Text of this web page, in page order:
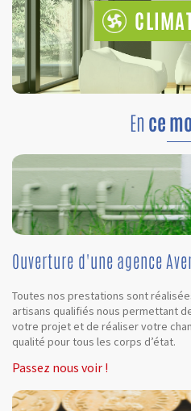
En ce
Ouverture d'une agence
Toutes nos prestations sont
artisans qualifiés nous permettant
votre projet et de réaliser votre
qualité pour tous les corps d’état.
Passez nous voir !